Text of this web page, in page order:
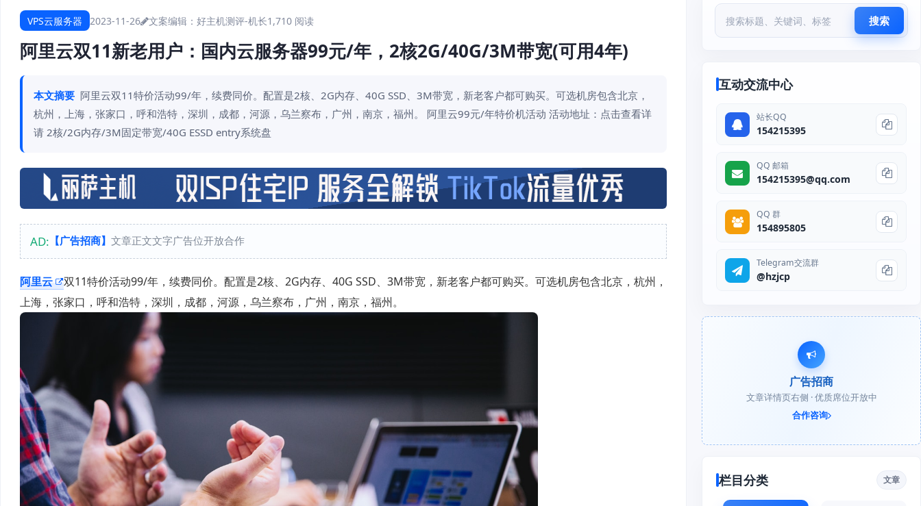
VPS云服务器 2023-11-26 文案编辑：好主机测评-机长1,710 阅读
阿里云双11新老用户：国内云服务器99元/年，2核2G/40G/3M带宽(可用4年)
本文摘要 阿里云双11特价活动99/年，续费同价。配置是2核、2G内存、40G SSD、3M带宽，新老客户都可购买。可选机房包含北京，
杭州，上海，张家口，呼和浩特，深圳，成都，河源，乌兰察布，广州，南京，福州。 阿里云99元/年特价机活动 活动地址：点击查看详
请 2核/2G内存/3M固定带宽/40G ESSD entry系统盘
AD: 【广告招商】 文章正文文字广告位开放合作
阿里云
双11特价活动99/年，续费同价。配置是2核、2G内存、40G SSD、3M带宽，新老客户都可购买。可选机房包含北京，杭州，
上海，张家口，呼和浩特，深圳，成都，河源，乌兰察布，广州，南京，福州。
搜索
互动交流中心
站长QQ
154215395
QQ 邮箱
154215395@qq.com
QQ 群
154895805
Telegram交流群
@hzjcp
广告招商
文章详情页右侧 · 优质席位开放中
合作咨询
栏目分类 文章